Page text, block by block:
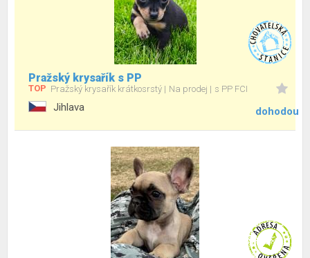
Pražský krysařík s PP
TOP Pražský krysařík krátkosrstý Na prodej s PP FCI
Jihlava dohodou